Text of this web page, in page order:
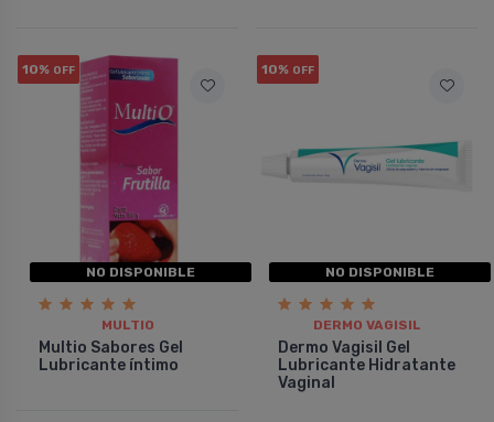
10% OFF
NO DISPONIBLE
MULTIO
Multio Sabores Gel
Lubricante í­ntimo
10% OFF
NO DISPONIBLE
DERMO VAGISIL
Dermo Vagisil Gel
Lubricante Hidratante
Vaginal